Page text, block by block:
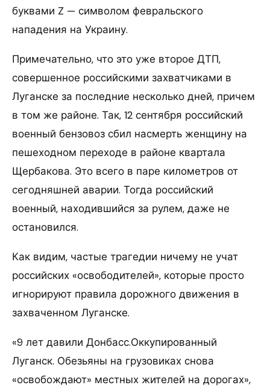
буквами Z — символом февральского
нападения на Украину.
Примечательно, что это уже второе ДТП,
совершенное российскими захватчиками в
Луганске за последние несколько дней, причем
в том же районе. Так, 12 сентября российский
военный бензовоз сбил насмерть женщину на
пешеходном переходе в районе квартала
Щербакова. Это всего в паре километров от
сегодняшней аварии. Тогда российский
военный, находившийся за рулем, даже не
остановился.
Как видим, частые трагедии ничему не учат
российских «освободителей», которые просто
игнорируют правила дорожного движения в
захваченном Луганске.
«9 лет давили Донбасс.Оккупированный
Луганск. Обезьяны на грузовиках снова
«освобождают» местных жителей на дорогах»,